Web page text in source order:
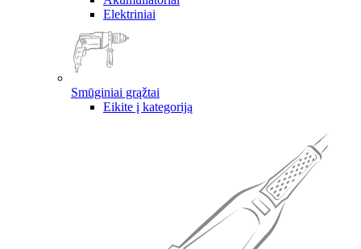
Elektriniai
Smūginiai grąžtai
Eikite į kategoriją